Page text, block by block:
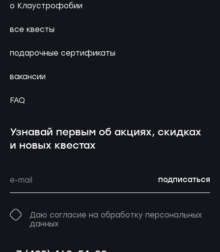
о Клаустрофобии
все квесты
подарочные сертификаты
вакансии
FAQ
Узнавай первым об акциях, скидках
и новых квестах
подписаться
Даю согласие на обработку персональных
данных